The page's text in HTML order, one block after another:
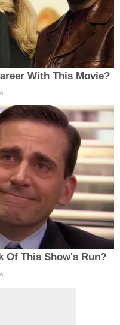
With This Movie?
Of This Show's Run?